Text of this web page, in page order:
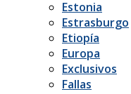
Estonia
Estrasburgo
Etiopía
Europa
Exclusivos
Fallas